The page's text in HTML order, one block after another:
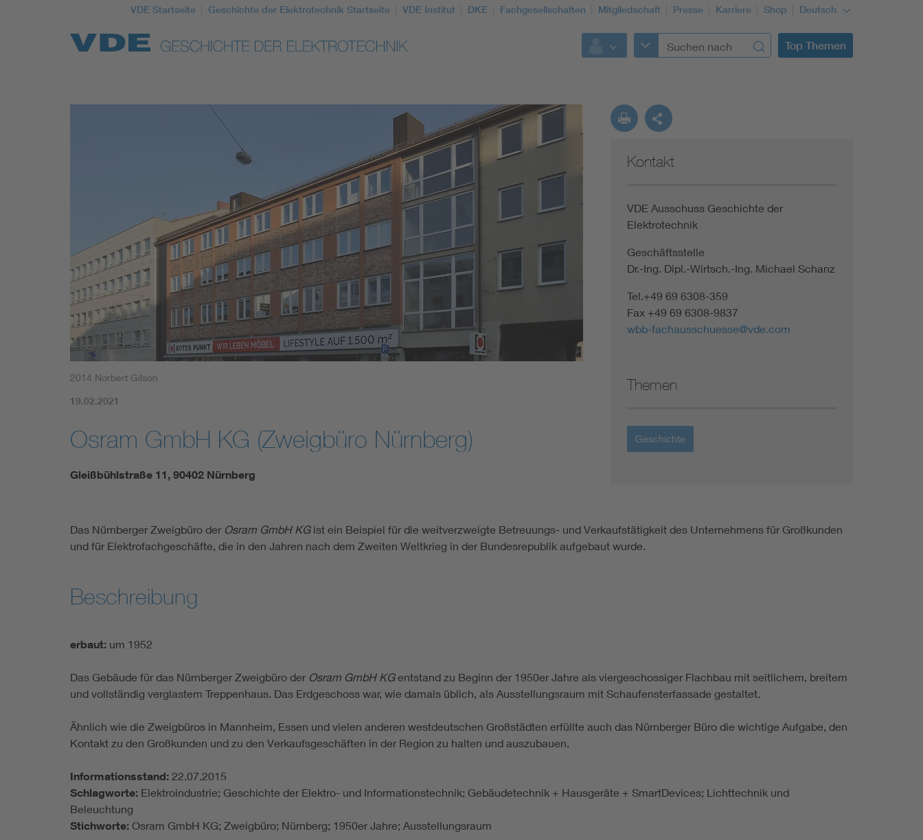
VDE Startseite Geschichte der Elektrotechnik Startseite VDE Institut DKE Fachgesellschaften Mitgliedschaft Presse Karriere Shop Deutsch
Top Themen
Top Themen
2014 Norbert Gilson
19.02.2021
Osram GmbH KG (Zweigbüro Nürnberg)
Gleißbühlstraße 11, 90402 Nürnberg
Kontakt
VDE Ausschuss Geschichte der
Elektrotechnik
Geschäftsstelle
Dr.-Ing. Dipl.-Wirtsch.-Ing. Michael Schanz
Tel.+49 69 6308-359
Fax +49 69 6308-9837
wbb-fachausschuesse@vde.com
Themen
Geschichte
Das Nürnberger Zweigbüro der Osram GmbH KGist ein Beispiel für die weitverzweigte Betreuungs- und Verkaufstätigkeit des Unternehmens für Großkunden
und für Elektrofachgeschäfte, die in den Jahren nach dem Zweiten Weltkrieg in der Bundesrepublik aufgebaut wurde.
Beschreibung
erbaut: um 1952
Das Gebäude für das Nürnberger Zweigbüro der Osram GmbH KGentstand zu Beginn der 1950er Jahre als viergeschossiger Flachbau mit seitlichem, breitem
und vollständig verglastem Treppenhaus. Das Erdgeschoss war, wie damals üblich, als Ausstellungsraum mit Schaufensterfassade gestaltet.
Ähnlich wie die Zweigbüros in Mannheim, Essen und vielen anderen westdeutschen Großstädten erfüllte auch das Nürnberger Büro die wichtige Aufgabe, den
Kontakt zu den Großkunden und zu den Verkaufsgeschäften in der Region zu halten und auszubauen.
Informationsstand: 22.07.2015
Schlagworte: Elektroindustrie; Geschichte der Elektro- und Informationstechnik; Gebäudetechnik + Hausgeräte + SmartDevices; Lichttechnik und
Beleuchtung
Stichworte: Osram GmbH KG; Zweigbüro; Nürnberg; 1950er Jahre; Ausstellungsraum